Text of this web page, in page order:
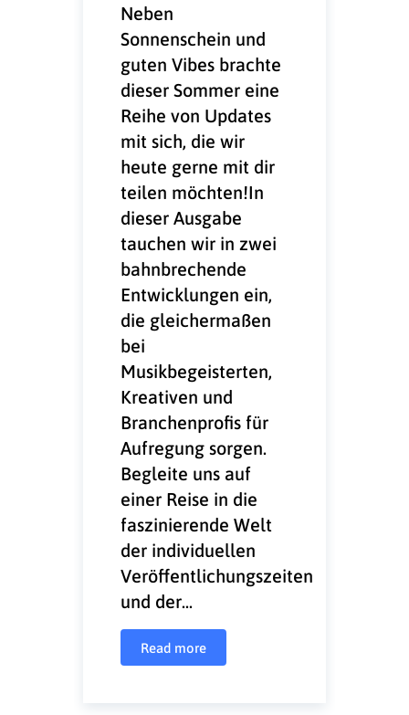
Neben
Sonnenschein und
guten Vibes brachte
dieser Sommer eine
Reihe von Updates
mit sich, die wir
heute gerne mit dir
teilen möchten!In
dieser Ausgabe
tauchen wir in zwei
bahnbrechende
Entwicklungen ein,
die gleichermaßen
bei
Musikbegeisterten,
Kreativen und
Branchenprofis für
Aufregung sorgen.
Begleite uns auf
einer Reise in die
faszinierende Welt
der individuellen
Veröffentlichungszeiten
und der...
Read more